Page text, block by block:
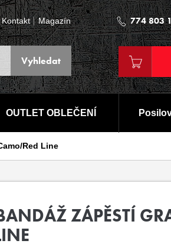
Kontakt Magazín 774 803
OUTLET OBLEČENÍ
Red Line
ZÁPĚSTÍ